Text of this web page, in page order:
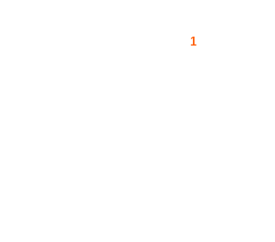
1